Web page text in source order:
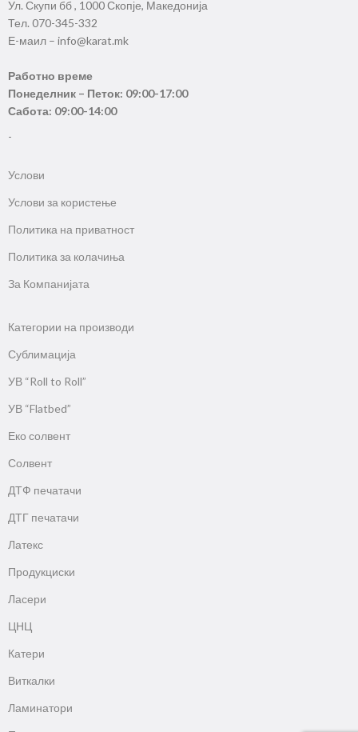
Ул. Скупи бб , 1000 Скопје, Македонија
Тел. 070-345-332
Е-маил – info@karat.mk
Работно време
Понеделник – Петок: 09:00-17:00
Сабота: 09:00-14:00
-
Услови
Услови за користење
Политика на приватност
Политика за колачиња
За Компанијата
Категории на производи
Сублимација
УВ “Roll to Roll”
УВ “Flatbed”
Еко солвент
Солвент
ДТФ печатачи
ДТГ печатачи
Латекс
Продукциски
Ласери
ЦНЦ
Катери
Виткалки
Ламинатори